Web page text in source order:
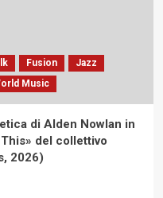
Fusion
Jazz
Music
di Alden Nowlan in
del collettivo
2026)